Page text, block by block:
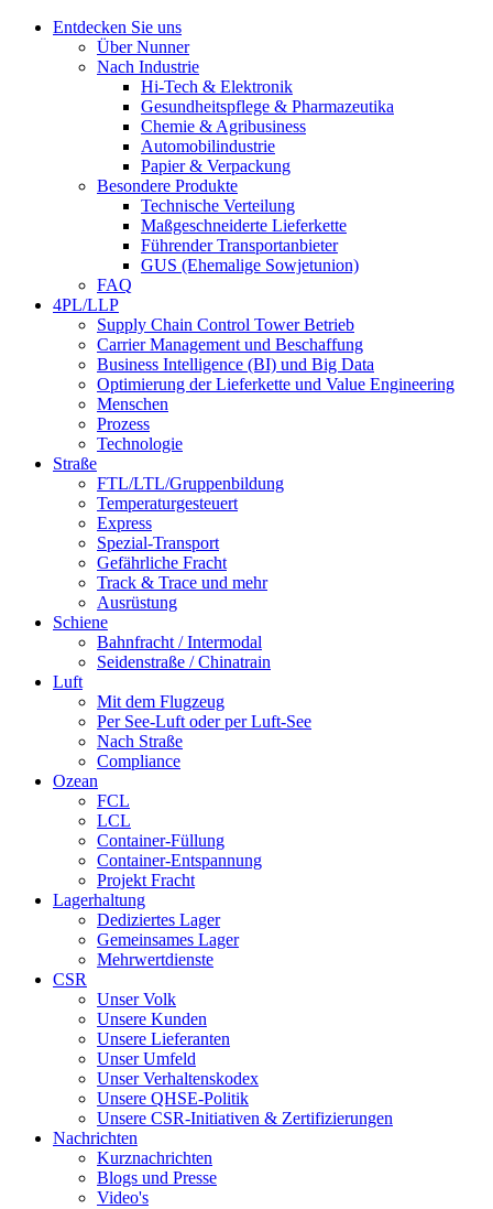
Entdecken Sie uns
Über Nunner
Nach Industrie
Hi-Tech & Elektronik
Gesundheitspflege & Pharmazeutika
Chemie & Agribusiness
Automobilindustrie
Papier & Verpackung
Besondere Produkte
Technische Verteilung
Maßgeschneiderte Lieferkette
Führender Transportanbieter
GUS (Ehemalige Sowjetunion)
FAQ
4PL/LLP
Supply Chain Control Tower Betrieb
Carrier Management und Beschaffung
Business Intelligence (BI) und Big Data
Optimierung der Lieferkette und Value Engineering
Menschen
Prozess
Technologie
Straße
FTL/LTL/Gruppenbildung
Temperaturgesteuert
Express
Spezial-Transport
Gefährliche Fracht
Track & Trace und mehr
Ausrüstung
Schiene
Bahnfracht / Intermodal
Seidenstraße / Chinatrain
Luft
Mit dem Flugzeug
Per See-Luft oder per Luft-See
Nach Straße
Compliance
Ozean
FCL
LCL
Container-Füllung
Container-Entspannung
Projekt Fracht
Lagerhaltung
Dediziertes Lager
Gemeinsames Lager
Mehrwertdienste
CSR
Unser Volk
Unsere Kunden
Unsere Lieferanten
Unser Umfeld
Unser Verhaltenskodex
Unsere QHSE-Politik
Unsere CSR-Initiativen & Zertifizierungen
Nachrichten
Kurznachrichten
Blogs und Presse
Video's